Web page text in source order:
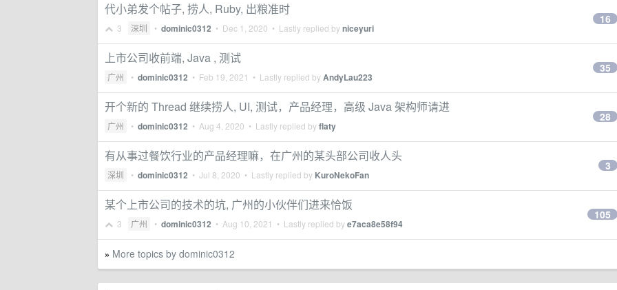
代小弟发个帖子, 捞人, Ruby, 出粮准时
3 深圳 • dominic0312 • Dec 1, 2020 • Lastly replied byniceyuri
16
上市公司收前端, Java , 测试
广州 • dominic0312 • Feb 19, 2021 • Lastly replied byAndyLau223
35
开个新的 Thread 继续捞人, UI, 测试，产品经理，高级 Java 架构师请进
广州 • dominic0312 • Aug 4, 2020 • Lastly replied byflaty
28
有从事过餐饮行业的产品经理嘛，在广州的某头部公司收人头
深圳 • dominic0312 • Jul 8, 2020 • Lastly replied by KuroNekoFan
3
某个上市公司的技术的坑, 广州的小伙伴们进来恰饭
3 广州 • dominic0312 • Aug 10, 2021 • Lastly replied bye7aca8e58f94
105
» More topics by dominic0312